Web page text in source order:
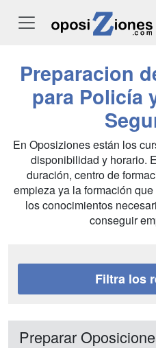
Preparacion
para Policía
En Oposiziones están los
disponibilidad y horario.
duración, centro de
empieza ya la formación
los conocimientos
conseguir
Filtra los
Preparar